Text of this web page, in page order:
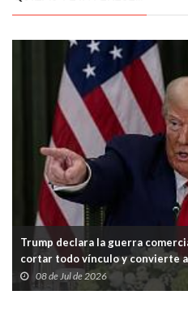
Trump declara la guerra
cortar todo vínculo y convierte
de la OTAN
08 de Jul de 2026